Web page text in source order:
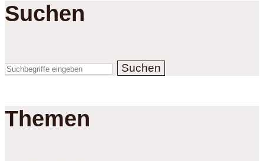
Suchen
Suchen
Themen